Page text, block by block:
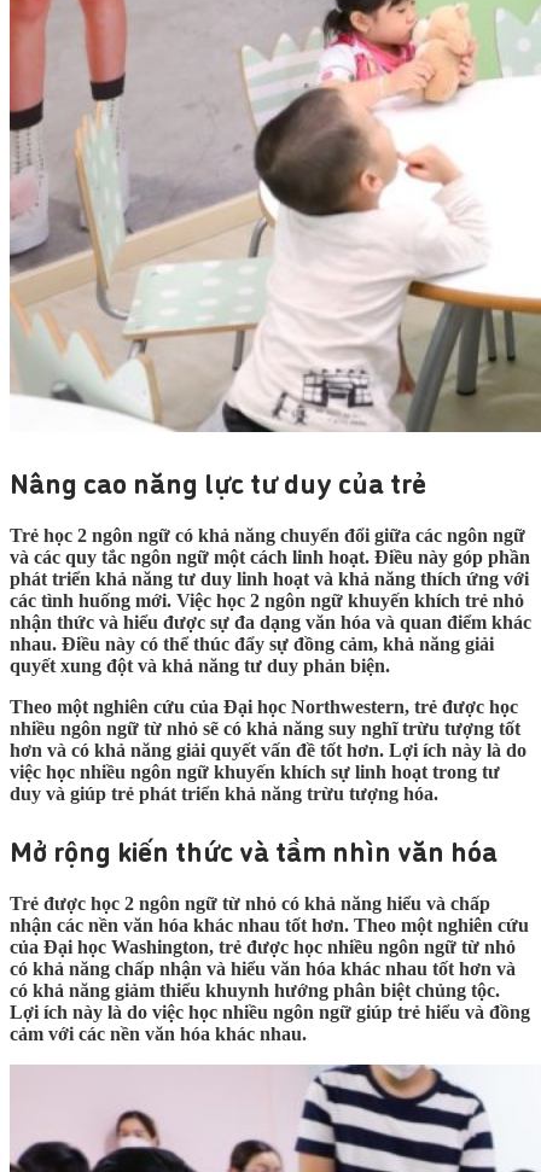
Nâng cao năng lực tư duy của trẻ
Trẻ học 2 ngôn ngữ có khả năng chuyển đổi giữa các ngôn ngữ
và các quy tắc ngôn ngữ một cách linh hoạt. Điều này góp phần
phát triển khả năng tư duy linh hoạt và khả năng thích ứng với
các tình huống mới. Việc học 2 ngôn ngữ khuyến khích trẻ nhỏ
nhận thức và hiểu được sự đa dạng văn hóa và quan điểm khác
nhau. Điều này có thể thúc đẩy sự đồng cảm, khả năng giải
quyết xung đột và khả năng tư duy phản biện.
Theo một nghiên cứu của Đại học Northwestern, trẻ được học
nhiều ngôn ngữ từ nhỏ sẽ có khả năng suy nghĩ trừu tượng tốt
hơn và có khả năng giải quyết vấn đề tốt hơn. Lợi ích này là do
việc học nhiều ngôn ngữ khuyến khích sự linh hoạt trong tư
duy và giúp trẻ phát triển khả năng trừu tượng hóa.
Mở rộng kiến thức và tầm nhìn văn hóa
Trẻ được học 2 ngôn ngữ từ nhỏ có khả năng hiểu và chấp
nhận các nền văn hóa khác nhau tốt hơn. Theo một nghiên cứu
của Đại học Washington, trẻ được học nhiều ngôn ngữ từ nhỏ
có khả năng chấp nhận và hiểu văn hóa khác nhau tốt hơn và
có khả năng giảm thiểu khuynh hướng phân biệt chủng tộc.
Lợi ích này là do việc học nhiều ngôn ngữ giúp trẻ hiểu và đồng
cảm với các nền văn hóa khác nhau.